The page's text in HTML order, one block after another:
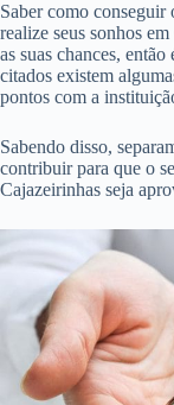
Saber como
realize seus sonhos
as suas chances,
citados existem
pontos com a
Sabendo disso,
contribuir para que o
Cajazeirinhas seja